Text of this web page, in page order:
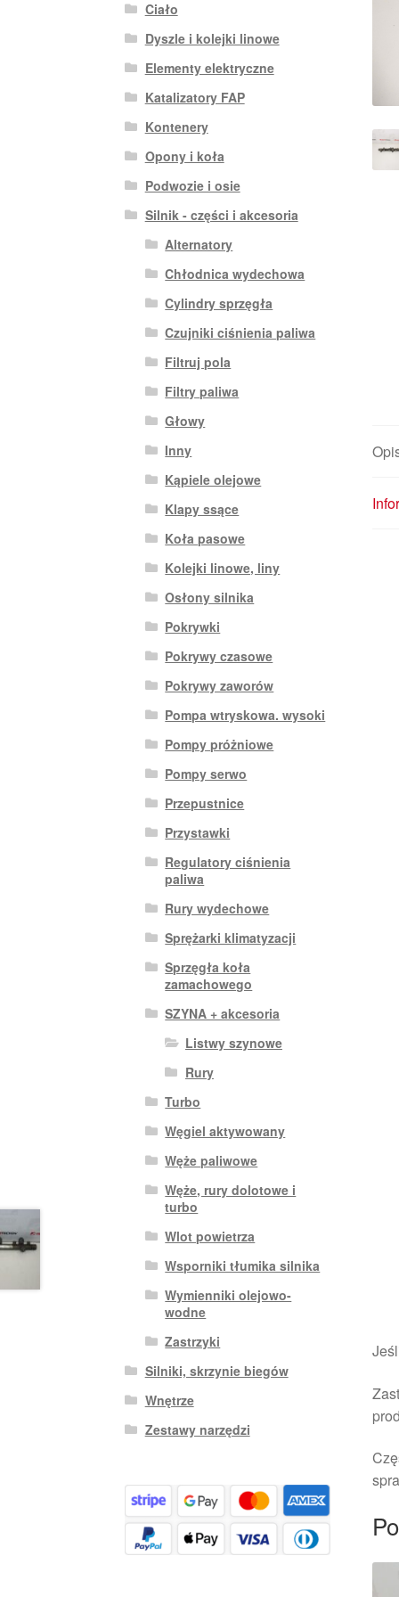
Ciało
Dyszle i kolejki linowe
Elementy elektryczne
Katalizatory FAP
Kontenery
Opony i koła
Podwozie i osie
Silnik - części i akcesoria
Alternatory
Chłodnica wydechowa
Cylindry sprzęgła
Czujniki ciśnienia paliwa
Filtruj pola
Filtry paliwa
Głowy
Inny
Kąpiele olejowe
Klapy ssące
Koła pasowe
Kolejki linowe, liny
Osłony silnika
Pokrywki
Pokrywy czasowe
Pokrywy zaworów
Pompa wtryskowa. wysoki
Pompy próżniowe
Pompy serwo
Przepustnice
Przystawki
Regulatory ciśnienia
paliwa
Rury wydechowe
Sprężarki klimatyzacji
Sprzęgła koła
zamachowego
SZYNA + akcesoria
Listwy szynowe
Rury
Turbo
Węgiel aktywowany
Węże paliwowe
Węże, rury dolotowe i
turbo
Wlot powietrza
Wsporniki tłumika silnika
Wymienniki olejowo-
wodne
Zastrzyki
Silniki, skrzynie biegów
Wnętrze
Zestawy narzędzi